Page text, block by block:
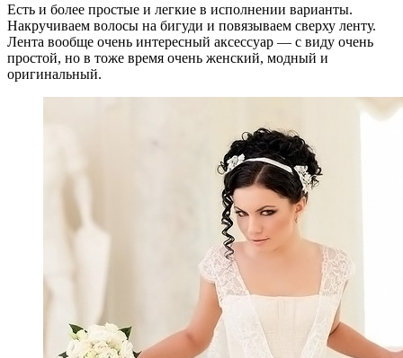
Есть и более простые и легкие в исполнении варианты.
Накручиваем волосы на бигуди и повязываем сверху ленту.
Лента вообще очень интересный аксессуар — с виду очень
простой, но в тоже время очень женский, модный и
оригинальный.